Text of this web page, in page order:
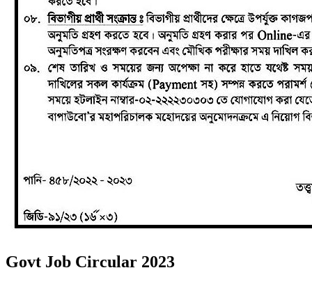
Govt Job Circular 2023